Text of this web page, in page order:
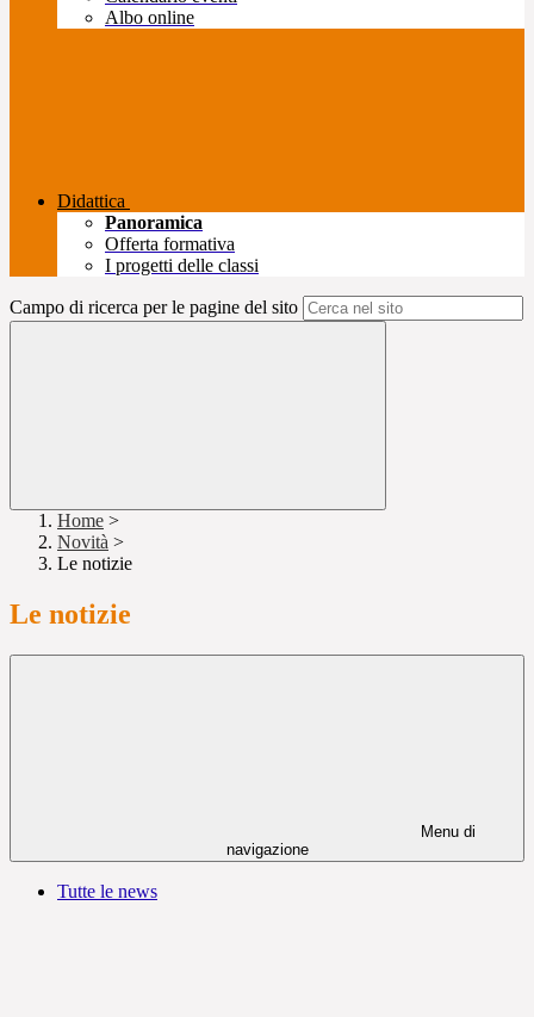
Albo online
Didattica
Panoramica
Offerta formativa
I progetti delle classi
Campo di ricerca per le pagine del sito
Home >
Novità >
Le notizie
Le notizie
Menu di
navigazione
Tutte le news